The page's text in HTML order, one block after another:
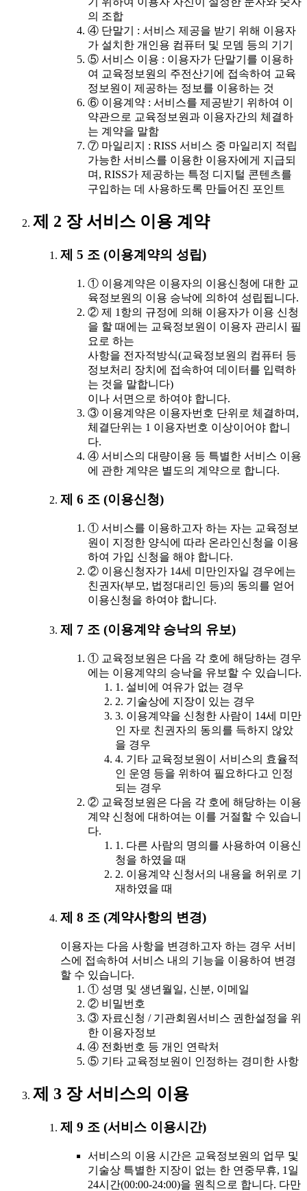
의 조합
④ 단말기 : 서비스 제공을 받기 위해 이용자
가 설치한 개인용 컴퓨터 및 모뎀 등의 기기
⑤ 서비스 이용 : 이용자가 단말기를 이용하
여 교육정보원의 주전산기에 접속하여 교육
정보원이 제공하는 정보를 이용하는 것
⑥ 이용계약 : 서비스를 제공받기 위하여 이
약관으로 교육정보원과 이용자간의 체결하
는 계약을 말함
⑦ 마일리지 : RISS 서비스 중 마일리지 적립
가능한 서비스를 이용한 이용자에게 지급되
며, RISS가 제공하는 특정 디지털 콘텐츠를
구입하는 데 사용하도록 만들어진 포인트
제 2 장 서비스 이용 계약
제 5 조 (이용계약의 성립)
① 이용계약은 이용자의 이용신청에 대한 교
육정보원의 이용 승낙에 의하여 성립됩니다.
② 제 1항의 규정에 의해 이용자가 이용 신청
을 할 때에는 교육정보원이 이용자 관리시 필
요로 하는
사항을 전자적방식(교육정보원의 컴퓨터 등
정보처리 장치에 접속하여 데이터를 입력하
는 것을 말합니다)
이나 서면으로 하여야 합니다.
③ 이용계약은 이용자번호 단위로 체결하며,
체결단위는 1 이용자번호 이상이어야 합니
다.
④ 서비스의 대량이용 등 특별한 서비스 이용
에 관한 계약은 별도의 계약으로 합니다.
제 6 조 (이용신청)
① 서비스를 이용하고자 하는 자는 교육정보
원이 지정한 양식에 따라 온라인신청을 이용
하여 가입 신청을 해야 합니다.
② 이용신청자가 14세 미만인자일 경우에는
친권자(부모, 법정대리인 등)의 동의를 얻어
이용신청을 하여야 합니다.
제 7 조 (이용계약 승낙의 유보)
① 교육정보원은 다음 각 호에 해당하는 경우
에는 이용계약의 승낙을 유보할 수 있습니다.
1. 설비에 여유가 없는 경우
2. 기술상에 지장이 있는 경우
3. 이용계약을 신청한 사람이 14세 미만
인 자로 친권자의 동의를 득하지 않았
을 경우
4. 기타 교육정보원이 서비스의 효율적
인 운영 등을 위하여 필요하다고 인정
되는 경우
② 교육정보원은 다음 각 호에 해당하는 이용
계약 신청에 대하여는 이를 거절할 수 있습니
다.
1. 다른 사람의 명의를 사용하여 이용신
청을 하였을 때
2. 이용계약 신청서의 내용을 허위로 기
재하였을 때
제 8 조 (계약사항의 변경)
이용자는 다음 사항을 변경하고자 하는 경우 서비
스에 접속하여 서비스 내의 기능을 이용하여 변경
할 수 있습니다.
① 성명 및 생년월일, 신분, 이메일
② 비밀번호
③ 자료신청 / 기관회원서비스 권한설정을 위
한 이용자정보
④ 전화번호 등 개인 연락처
⑤ 기타 교육정보원이 인정하는 경미한 사항
제 3 장 서비스의 이용
제 9 조 (서비스 이용시간)
서비스의 이용 시간은 교육정보원의 업무 및
기술상 특별한 지장이 없는 한 연중무휴, 1일
24시간(00:00-24:00)을 원칙으로 합니다. 다만